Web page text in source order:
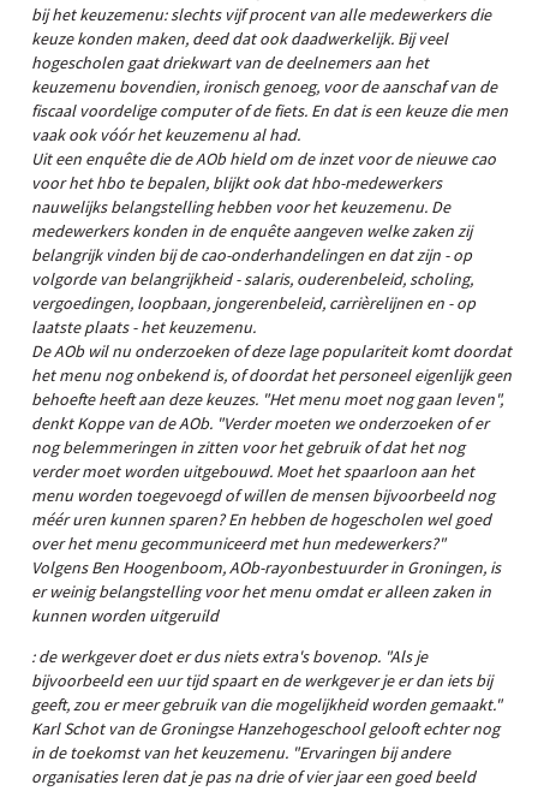
bij het keuzemenu: slechts vijf procent van alle medewerkers die
keuze konden maken, deed dat ook daadwerkelijk. Bij veel
hogescholen gaat driekwart van de deelnemers aan het
keuzemenu bovendien, ironisch genoeg, voor de aanschaf van de
fiscaal voordelige computer of de fiets. En dat is een keuze die men
vaak ook vóór het keuzemenu al had.
Uit een enquête die de AOb hield om de inzet voor de nieuwe cao
voor het hbo te bepalen, blijkt ook dat hbo-medewerkers
nauwelijks belangstelling hebben voor het keuzemenu. De
medewerkers konden in de enquête aangeven welke zaken zij
belangrijk vinden bij de cao-onderhandelingen en dat zijn - op
volgorde van belangrijkheid - salaris, ouderenbeleid, scholing,
vergoedingen, loopbaan, jongerenbeleid, carrièrelijnen en - op
laatste plaats - het keuzemenu.
De AOb wil nu onderzoeken of deze lage populariteit komt doordat
het menu nog onbekend is, of doordat het personeel eigenlijk geen
behoefte heeft aan deze keuzes. "Het menu moet nog gaan leven",
denkt Koppe van de AOb. "Verder moeten we onderzoeken of er
nog belemmeringen in zitten voor het gebruik of dat het nog
verder moet worden uitgebouwd. Moet het spaarloon aan het
menu worden toegevoegd of willen de mensen bijvoorbeeld nog
méér uren kunnen sparen? En hebben de hogescholen wel goed
over het menu gecommuniceerd met hun medewerkers?"
Volgens Ben Hoogenboom, AOb-rayonbestuurder in Groningen, is
er weinig belangstelling voor het menu omdat er alleen zaken in
kunnen worden uitgeruild
: de werkgever doet er dus niets extra's bovenop. "Als je
bijvoorbeeld een uur tijd spaart en de werkgever je er dan iets bij
geeft, zou er meer gebruik van die mogelijkheid worden gemaakt."
Karl Schot van de Groningse Hanzehogeschool gelooft echter nog
in de toekomst van het keuzemenu. "Ervaringen bij andere
organisaties leren dat je pas na drie of vier jaar een goed beeld